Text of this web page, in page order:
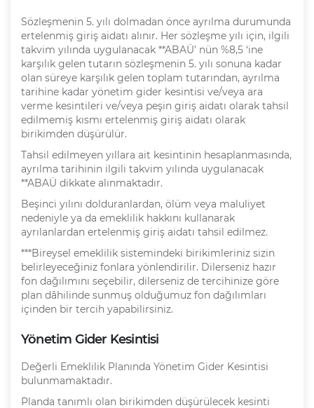
Sözleşmenin 5. yılı dolmadan önce ayrılma durumunda
ertelenmiş giriş aidatı alınır. Her sözleşme yılı için, ilgili
takvim yılında uygulanacak **ABAÜ’ nün %8,5 ‘ine
karşılık gelen tutarın sözleşmenin 5. yılı sonuna kadar
olan süreye karşılık gelen toplam tutarından, ayrılma
tarihine kadar yönetim gider kesintisi ve/veya ara
verme kesintileri ve/veya peşin giriş aidatı olarak tahsil
edilmemiş kısmı ertelenmiş giriş aidatı olarak
birikimden düşürülür.
Tahsil edilmeyen yıllara ait kesintinin hesaplanmasında,
ayrılma tarihinin ilgili takvim yılında uygulanacak
**ABAÜ dikkate alınmaktadır.
Beşinci yılını dolduranlardan, ölüm veya maluliyet
nedeniyle ya da emeklilik hakkını kullanarak
ayrılanlardan ertelenmiş giriş aidatı tahsil edilmez.
***Bireysel emeklilik sistemindeki birikimleriniz sizin
belirleyeceğiniz fonlara yönlendirilir. Dilerseniz hazır
fon dağılımını seçebilir, dilerseniz de tercihinize göre
plan dâhilinde sunmuş olduğumuz fon dağılımları
içinden bir tercih yapabilirsiniz.
Yönetim Gider Kesintisi
Değerli Emeklilik Planında Yönetim Gider Kesintisi
bulunmamaktadır.
Planda tanımlı olan birikimden düşürülecek kesinti